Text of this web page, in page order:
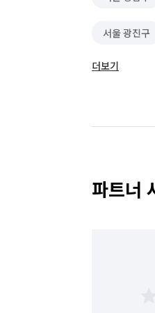
서울 광진구
서울 동대문구
더보기
파트너